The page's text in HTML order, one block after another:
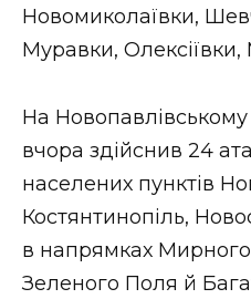
Новомиколаївки,
Муравки,
На
вчора здійснив 24
населених пунктів
Костянтинопіль,
в напрямках
Зеленого Поля й